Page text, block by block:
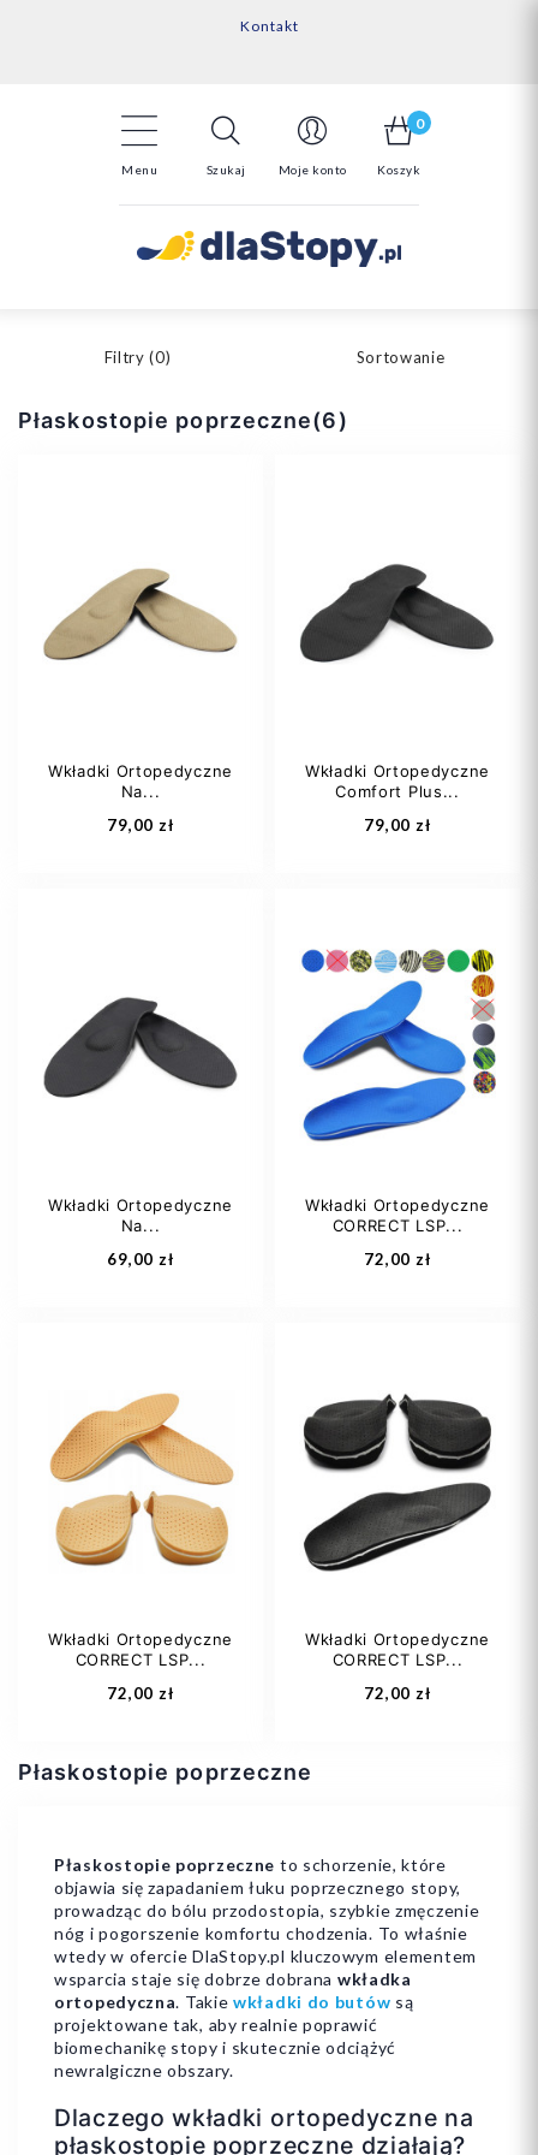
Kontakt
14 Dni na darmowy zwrot*
Menu Szukaj Moje konto
0
Koszyk
Płaskostopie poprzeczne
Płaskostopie poprzeczne to schorzenie, które
objawia się zapadaniem łuku poprzecznego stopy,
prowadząc do bólu przodostopia, szybkie zmęczenie
nóg i pogorszenie komfortu chodzenia. To właśnie
wtedy w ofercie DlaStopy.pl kluczowym elementem
wsparcia staje się dobrze dobrana wkładka
ortopedyczna. Takiewkładki do butów są
projektowane tak, aby realnie poprawić
biomechanikę stopy i skutecznie odciążyć
newralgiczne obszary.
Dlaczego wkładki ortopedyczne na
płaskostopie poprzeczne działają?
Filtry (0) Sortowanie
Płaskostopie poprzeczne(6)
Wkładki Ortopedyczne
Na...
79,00 zł
35 36
39
Dodaj do koszyka
Wkładki Ortopedyczne
Comfort Plus...
79,00 zł
35 36
37
38
39 +7
Dodaj do koszyka
Wkładki Ortopedyczne
Na...
69,00 zł
35 36
37
38
39 +7
Dodaj do koszyka
Wkładki Ortopedyczne
CORRECT LSP...
72,00 zł
35
37
39 +7
Dodaj do koszyka
Wkładki Ortopedyczne
CORRECT LSP...
72,00 zł
35 36
39
42
43
Wkładki Ortopedyczne
CORRECT LSP...
72,00 zł
35 40
45
47